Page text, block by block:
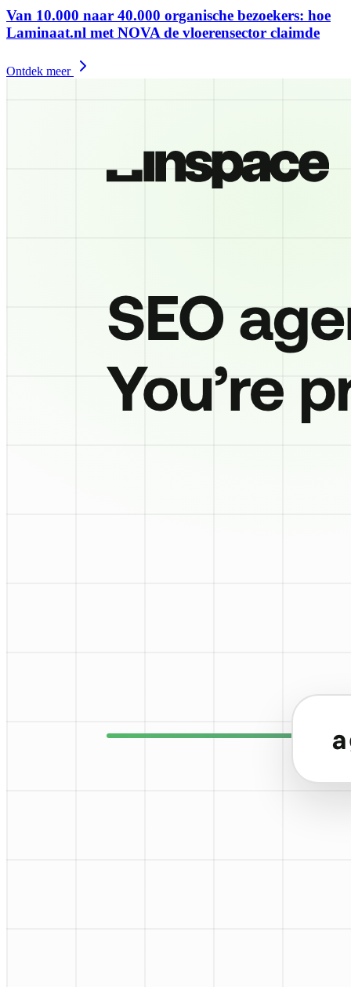
Van 10.000 naar 40.000 organische bezoekers: hoe
Laminaat.nl met NOVA de vloerensector claimde
Ontdek meer